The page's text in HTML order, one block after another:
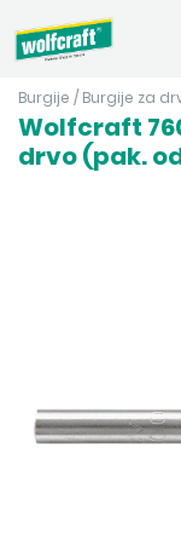
Burgije / Burgije za
Wolfcraft
drvo (pak.